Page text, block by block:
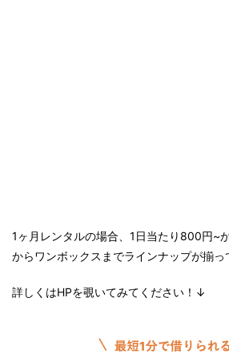
1ヶ月レンタルの場合、1日当たり800円~
からワンボックスまでラインナップが揃っ
詳しくはHPを覗いてみてください！↓